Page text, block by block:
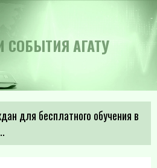
СОБЫТИЯ АГАТУ
для бесплатного обучения в